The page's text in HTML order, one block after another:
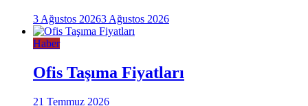
3 Ağustos 20263 Ağustos 2026
Haber
Ofis Taşıma Fiyatları
21 Temmuz 2026